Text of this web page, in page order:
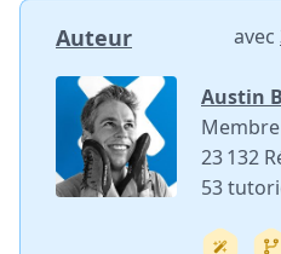
Auteur avec
Austin
23 132
53